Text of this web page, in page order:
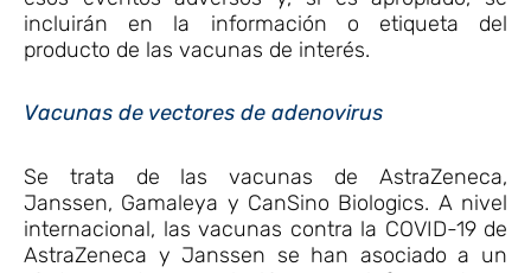
incluirán en la información o etiqueta del
producto de las vacunas de interés.
Vacunas de vectores de adenovirus
Se trata de las vacunas de AstraZeneca,
Janssen, Gamaleya y CanSino Biologics. A nivel
internacional, las vacunas contra la COVID-19 de
AstraZeneca y Janssen se han asociado a un